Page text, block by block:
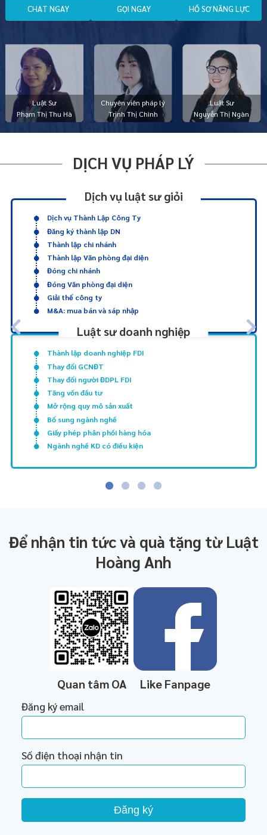
Luật Sư
Phạm Thị Thu Hà
Chuyên viên pháp lý
Trịnh Thị Chình
Luật Sư
Nguyễn Thị Ngàn
CHAT NGAY GỌI NGAY HỒ SƠ NĂNG LỰC
DỊCH VỤ PHÁP LÝ
Dịch vụ luật sư giỏi
Dịch vụ Thành Lập Công Ty
Đăng ký thành lập DN
Thành lập chi nhánh
Thành lập Văn phòng đại diện
Đóng chi nhánh
Đóng Văn phòng đại diện
Giải thể công ty
M&A: mua bán và sáp nhập
Luật sư doanh nghiệp
Thành lập doanh nghiệp FDI
Thay đổi GCNĐT
Thay đổi người ĐDPL FDI
Tăng vốn đầu tư
Mở rộng quy mô sản xuất
Bổ sung ngành nghề
Giấy phép phân phối hàng hóa
Ngành nghề KD có điều kiện
Để nhận tin tức và quà tặng từ Luật
Hoàng Anh
Quan tâm OA Like Fanpage
Đăng ký email
Số điện thoại nhận tin
Đăng ký